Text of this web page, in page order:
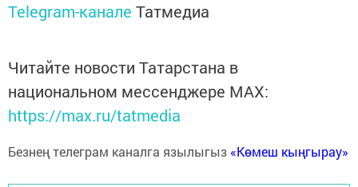
Telegram-канале Татмедиа
Читайте новости Татарстана в
национальном мессенджере MАХ:
https://max.ru/tatmedia
Безнең телеграм каналга язылыгыз «Көмеш кыңгырау»